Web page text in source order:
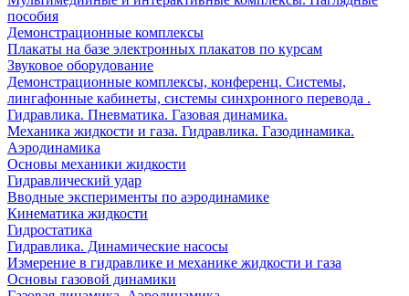
пособия
Демонстрационные комплексы
Плакаты на базе электронных плакатов по курсам
Звуковое оборудование
Демонстрационные комплексы, конференц. Системы,
лингафонные кабинеты, системы синхронного перевода .
Гидравлика. Пневматика. Газовая динамика.
Механика жидкости и газа. Гидравлика. Газодинамика.
Аэродинамика
Основы механики жидкости
Гидравлический удар
Вводные эксперименты по аэродинамике
Кинематика жидкости
Гидростатика
Гидравлика. Динамические насосы
Измерение в гидравлике и механике жидкости и газа
Основы газовой динамики